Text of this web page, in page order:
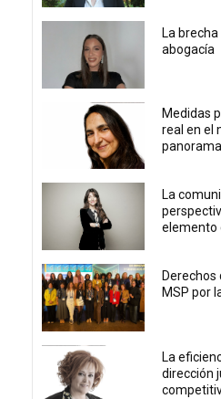
La
abogacía
Medidas
real en el
La
elemento
Derechos
MSP por
La
dirección